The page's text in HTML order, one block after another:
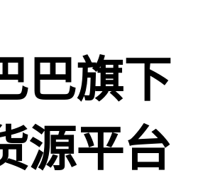
巴旗下
源平台